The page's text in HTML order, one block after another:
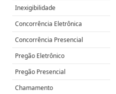
Inexigibilidade
Concorrência Eletrônica
Concorrência Presencial
Pregão Eletrônico
Pregão Presencial
Chamamento